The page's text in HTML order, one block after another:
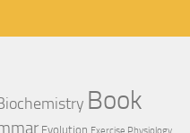
Book
Evolution